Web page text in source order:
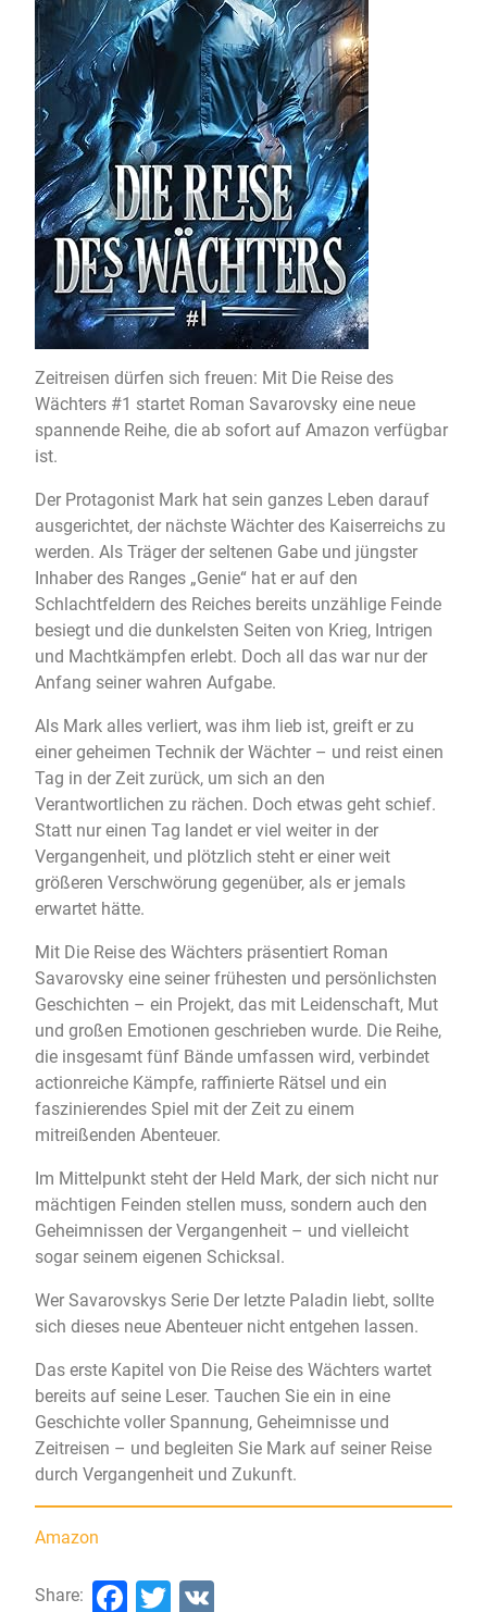
Zeitreisen dürfen sich freuen: Mit Die Reise des
Wächters #1 startet Roman Savarovsky eine neue
spannende Reihe, die ab sofort auf Amazon verfügbar
ist.
Der Protagonist Mark hat sein ganzes Leben darauf
ausgerichtet, der nächste Wächter des Kaiserreichs zu
werden. Als Träger der seltenen Gabe und jüngster
Inhaber des Ranges „Genie“ hat er auf den
Schlachtfeldern des Reiches bereits unzählige Feinde
besiegt und die dunkelsten Seiten von Krieg, Intrigen
und Machtkämpfen erlebt. Doch all das war nur der
Anfang seiner wahren Aufgabe.
Als Mark alles verliert, was ihm lieb ist, greift er zu
einer geheimen Technik der Wächter – und reist einen
Tag in der Zeit zurück, um sich an den
Verantwortlichen zu rächen. Doch etwas geht schief.
Statt nur einen Tag landet er viel weiter in der
Vergangenheit, und plötzlich steht er einer weit
größeren Verschwörung gegenüber, als er jemals
erwartet hätte.
Mit Die Reise des Wächters präsentiert Roman
Savarovsky eine seiner frühesten und persönlichsten
Geschichten – ein Projekt, das mit Leidenschaft, Mut
und großen Emotionen geschrieben wurde. Die Reihe,
die insgesamt fünf Bände umfassen wird, verbindet
actionreiche Kämpfe, raffinierte Rätsel und ein
faszinierendes Spiel mit der Zeit zu einem
mitreißenden Abenteuer.
Im Mittelpunkt steht der Held Mark, der sich nicht nur
mächtigen Feinden stellen muss, sondern auch den
Geheimnissen der Vergangenheit – und vielleicht
sogar seinem eigenen Schicksal.
Wer Savarovskys Serie Der letzte Paladin liebt, sollte
sich dieses neue Abenteuer nicht entgehen lassen.
Das erste Kapitel von Die Reise des Wächters wartet
bereits auf seine Leser. Tauchen Sie ein in eine
Geschichte voller Spannung, Geheimnisse und
Zeitreisen – und begleiten Sie Mark auf seiner Reise
durch Vergangenheit und Zukunft.
Amazon
Share: Facebook
Twitter